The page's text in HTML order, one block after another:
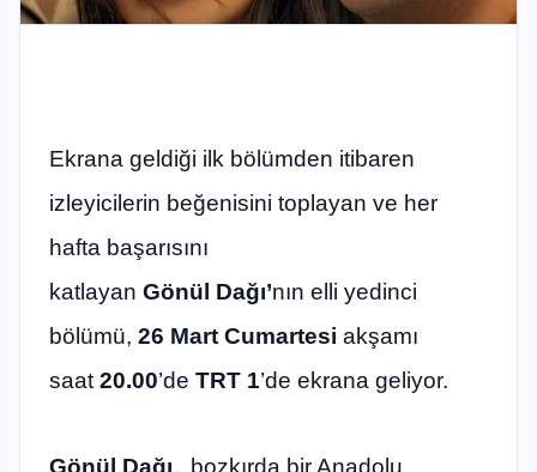
Ekrana geldiği ilk bölümden itibaren
izleyicilerin beğenisini toplayan ve her
hafta başarısını
katlayan Gönül Dağı’nın elli yedinci
bölümü, 26 Mart Cumartesi akşamı
saat20.00’de TRT 1’de ekrana geliyor.
Gönül Dağı, bozkırda bir Anadolu